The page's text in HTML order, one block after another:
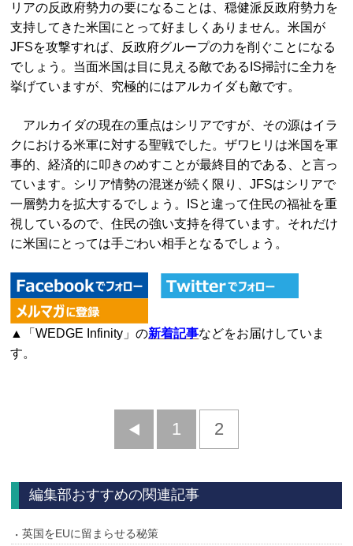
リアの反政府勢力の要になることは、穏健派反政府勢力を
支持してきた米国にとって好ましくありません。米国が
JFSを攻撃すれば、反政府グループの力を削ぐことになる
でしょう。当面米国は目に見える敵であるIS掃討に全力を
挙げていますが、究極的にはアルカイダも敵です。
アルカイダの現在の重点はシリアですが、その源はイラ
クにおける米軍に対する聖戦でした。ザワヒリは米国を軍
事的、経済的に叩きのめすことが最終目的である、と言っ
ています。シリア情勢の混迷が続く限り、JFSはシリアで
一層勢力を拡大するでしょう。ISと違って住民の福祉を重
視しているので、住民の強い支持を得ています。それだけ
に米国にとっては手ごわい相手となるでしょう。
▲「WEDGE Infinity」の新着記事などをお届けしていま
す。
前
1 2
編集部おすすめの関連記事
英国をEUに留まらせる秘策